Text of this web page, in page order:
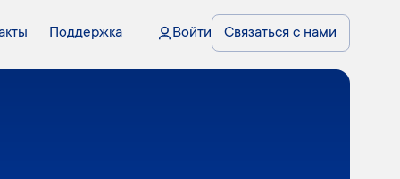
Поддержка Войти Связаться с нами